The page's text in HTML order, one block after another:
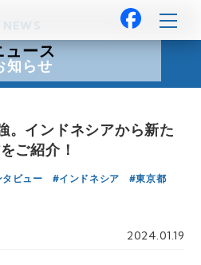
ュース
知らせ
。インドネシアから新た
ご紹介！
ビュー インドネシア 東京都
2024.01.19